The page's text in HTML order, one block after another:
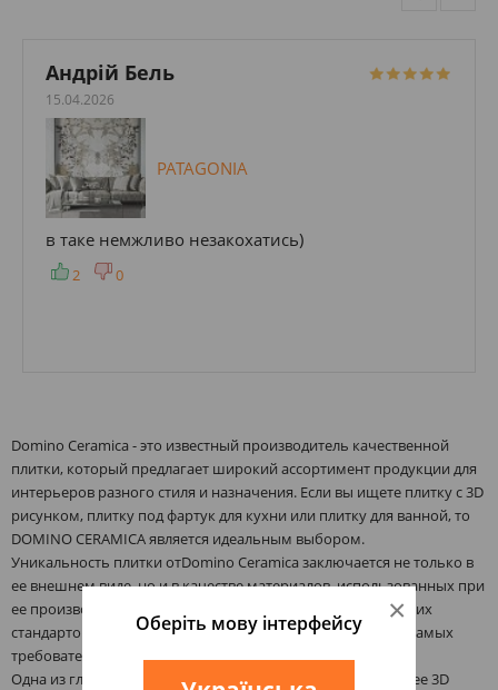
Андрій Бель
15.04.2026
PATAGONIA
в таке немжливо незакохатись)
2 0
Domino Ceramica - это известный производитель качественной
плитки, который предлагает широкий ассортимент продукции для
интерьеров разного стиля и назначения. Если вы ищете плитку с 3D
рисунком, плитку под фартук для кухни или плитку для ванной, то
DOMINO CERAMICA является идеальным выбором.
Уникальность плитки отDomino Ceramica заключается не только в
ее внешнем виде, но и в качестве материалов, использованных при
ее производстве. Компания придерживается самых высоких
стандартов качества, чтобы удовлетворить потребности самых
требовательных покупателей.
Одна из главных особенностей плитки Domino Ceramica - ее 3D
×
Оберіть мову інтерфейсу